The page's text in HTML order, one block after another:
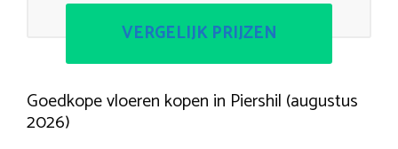
VERGELIJK PRIJZEN
Goedkope vloeren kopen in Piershil (augustus
2026)